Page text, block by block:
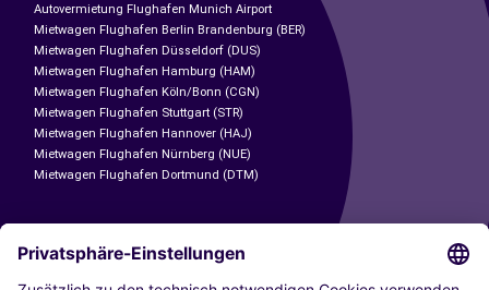
Autovermietung Flughafen Munich Airport
Mietwagen Flughafen Berlin Brandenburg (BER)
Mietwagen Flughafen Düsseldorf (DUS)
Mietwagen Flughafen Hamburg (HAM)
Mietwagen Flughafen Köln/Bonn (CGN)
Mietwagen Flughafen Stuttgart (STR)
Mietwagen Flughafen Hannover (HAJ)
Mietwagen Flughafen Nürnberg (NUE)
Mietwagen Flughafen Dortmund (DTM)
CARSHARING
UNSERE STÄDTE